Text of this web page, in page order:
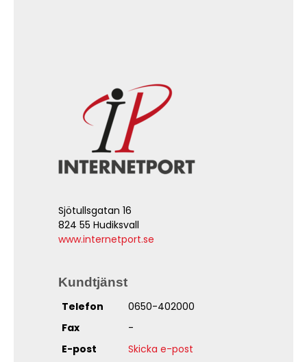
Sjötullsgatan 16
824 55 Hudiksvall
www.internetport.se
Kundtjänst
Telefon
0650-402000
Fax
-
E-post
Skicka e-post